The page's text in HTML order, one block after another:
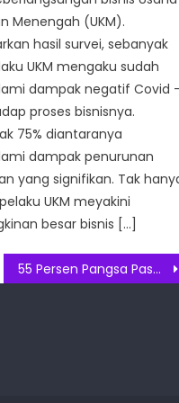
Menengah (UKM).
hasil survei, sebanyak
UKM mengaku sudah
dampak negatif Covid
proses bisnisnya.
75% diantaranya
dampak penurunan
yang signifikan. Tak
UKM meyakini
besar bisnis […]
55 Persen Pangsa Pasar Minyak Sawit Dunia Dikuasai Indonesia